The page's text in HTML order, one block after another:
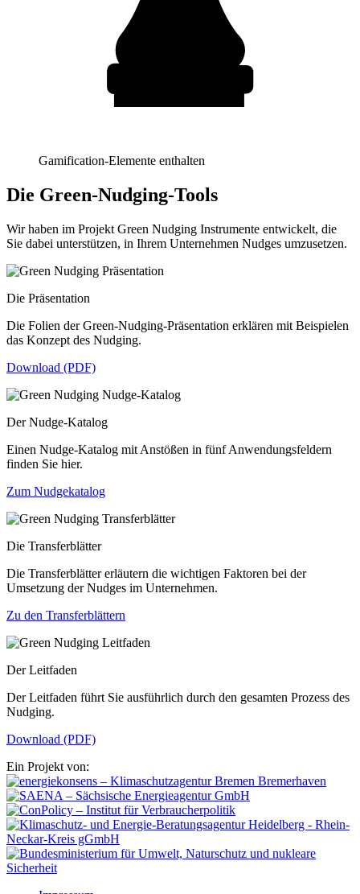
Gamification-Elemente enthalten
Die Green-Nudging-Tools
Wir haben im Projekt Green Nudging Instrumente entwickelt, die
Sie dabei unterstützen, in Ihrem Unternehmen Nudges umzusetzen.
Die Präsentation
Die Folien der Green-Nudging-Präsentation erklären mit Beispielen
das Konzept des Nudging.
Download (PDF)
Der Nudge-Katalog
Einen Nudge-Katalog mit Anstößen in fünf Anwendungsfeldern
finden Sie hier.
Zum Nudgekatalog
Die Transferblätter
Die Transferblätter erläutern die wichtigen Faktoren bei der
Umsetzung der Nudges im Unternehmen.
Zu den Transferblättern
Der Leitfaden
Der Leitfaden führt Sie ausführlich durch den gesamten Prozess des
Nudging.
Download (PDF)
Ein Projekt von: